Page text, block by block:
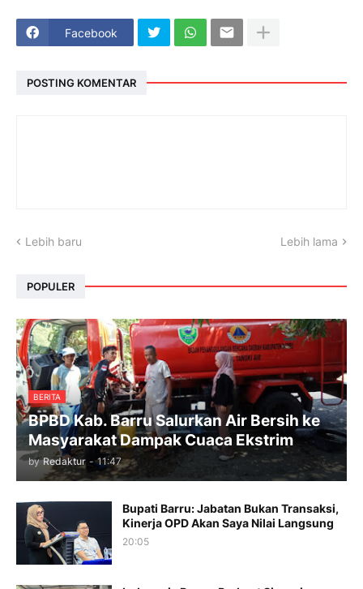
Facebook
POSTING KOMENTAR
Lebih baru Lebih lama
POPULER
BERITA
BPBD Kab. Barru Salurkan Air Bersih ke
Masyarakat Dampak Cuaca Ekstrim
by Redaktur - 11:47
Bupati Barru: Jabatan Bukan Transaksi,
Kinerja OPD Akan Saya Nilai Langsung
20:05